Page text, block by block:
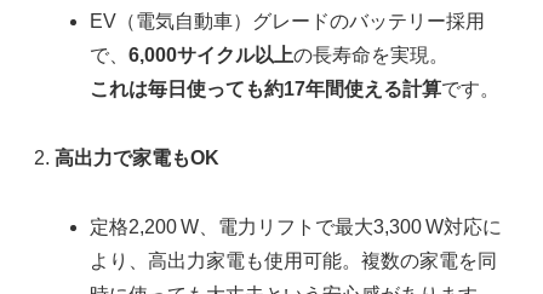
EV（電気自動車）グレードのバッテリー採用
で、6,000サイクル以上の長寿命を実現。
これは毎日使っても約17年間使える計算です。
高出力で家電もOK
定格2,200 W、電力リフトで最大3,300 W対応に
より、高出力家電も使用可能。複数の家電を同